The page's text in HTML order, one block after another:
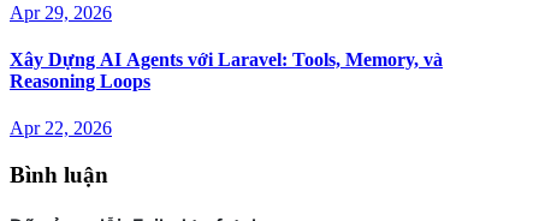
Apr 29, 2026
Xây Dựng AI Agents với Laravel: Tools, Memory, và
Reasoning Loops
Apr 22, 2026
Bình luận